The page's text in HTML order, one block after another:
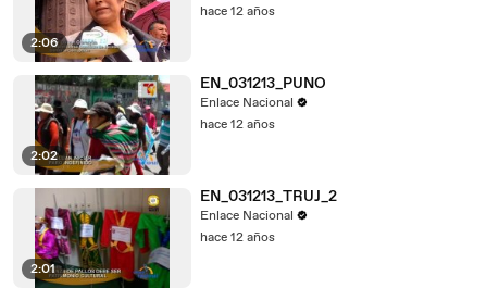
2:06
hace 12 años
2:02
EN_031213_PUNO
Enlace Nacional
hace 12 años
2:01
EN_031213_TRUJ_2
Enlace Nacional
hace 12 años